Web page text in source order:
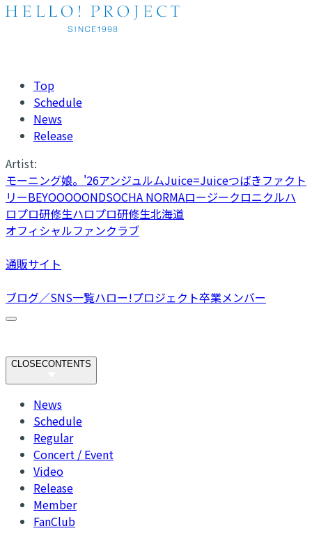
Top
Schedule
News
Release
Artist:
モーニング娘。'26アンジュルムJuice=Juiceつばきファクト
リーBEYOOOOONDSOCHA NORMAロージークロニクルハ
ロプロ研修生ハロプロ研修生北海道
オフィシャルファンクラブ
通販サイト
ブログ／SNS一覧ハロー!プロジェクト卒業メンバー
CLOSECONTENTS
News
Schedule
Regular
Concert / Event
Video
Release
Member
FanClub